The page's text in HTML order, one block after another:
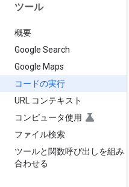
ツール
概要
Google Search
Google Maps
コードの実行
URL コンテキスト
コンピュータ使用
ファイル検索
ツールと関数呼び出しを組み
合わせる